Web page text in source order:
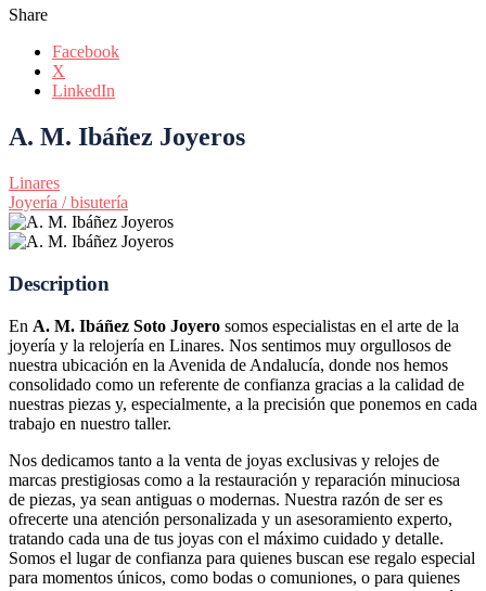
Share
Facebook
X
LinkedIn
A. M. Ibáñez Joyeros
Linares
Joyería / bisutería
Description
En A. M. Ibáñez Soto Joyero somos especialistas en el arte de la
joyería y la relojería en Linares. Nos sentimos muy orgullosos de
nuestra ubicación en la Avenida de Andalucía, donde nos hemos
consolidado como un referente de confianza gracias a la calidad de
nuestras piezas y, especialmente, a la precisión que ponemos en cada
trabajo en nuestro taller.
Nos dedicamos tanto a la venta de joyas exclusivas y relojes de
marcas prestigiosas como a la restauración y reparación minuciosa
de piezas, ya sean antiguas o modernas. Nuestra razón de ser es
ofrecerte una atención personalizada y un asesoramiento experto,
tratando cada una de tus joyas con el máximo cuidado y detalle.
Somos el lugar de confianza para quienes buscan ese regalo especial
para momentos únicos, como bodas o comuniones, o para quienes